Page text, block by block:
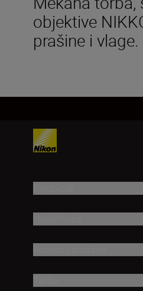
objektive
prašine i vlage.